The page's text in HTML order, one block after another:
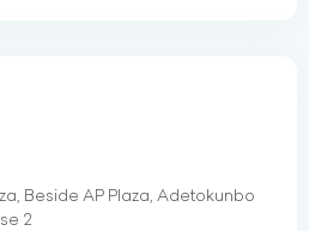
Beside AP Plaza, Adetokunbo
2